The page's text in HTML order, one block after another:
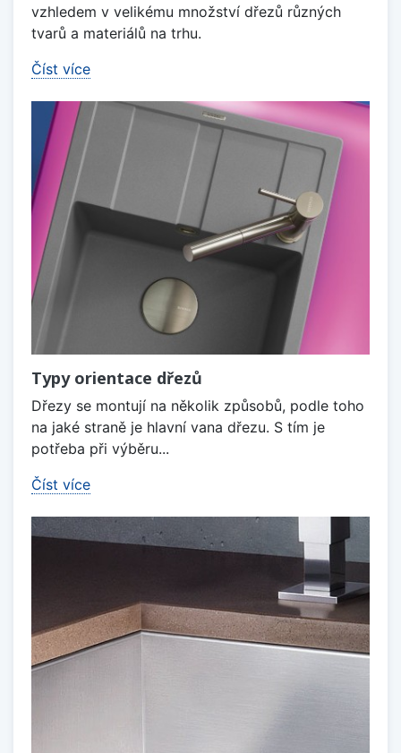
vzhledem v velikému množství dřezů různých
tvarů a materiálů na trhu.
Číst více
Typy orientace dřezů
Dřezy se montují na několik způsobů, podle toho
na jaké straně je hlavní vana dřezu. S tím je
potřeba při výběru...
Číst více